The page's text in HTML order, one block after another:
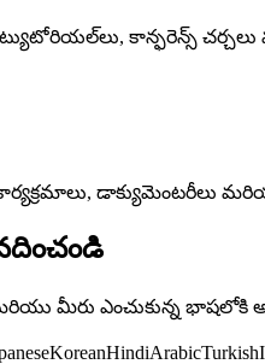
కాన్ఫరెన్స్
కార్యక్రమాలు,
మీరు ఎంచుకున్న భాషలోకి
KoreanHindiArabicTurkish